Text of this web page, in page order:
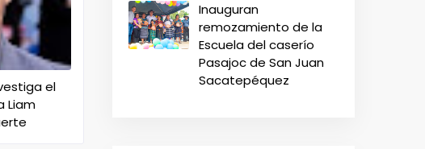
el
Liam
Inauguran
remozamiento de la
Escuela del caserío
Pasajoc de San Juan
Sacatepéquez